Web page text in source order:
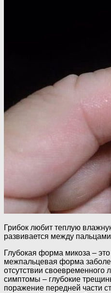
Грибок любит теплую
развивается между
Глубокая форма микоза –
межпальцевая форма
отсутствии своевременного
симптомы – глубокие
поражение передней части